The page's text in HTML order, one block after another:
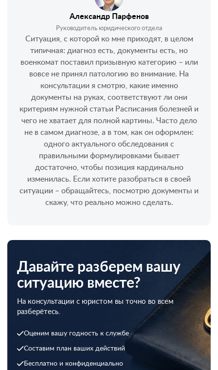
Александр Парфенов
Руководитель юридического отдела
Ситуация, с которой ко мне приходят, в целом
типичная: диагноз есть, документы есть, но
военкомат поставил призывную категорию – или
вовсе не принял патологию во внимание. На
консультации я смотрю, какие именно
документы на руках, соответствуют ли они
критериям нужной статьи Расписания болезней и
чего не хватает для полной картины. Часто дело
не в самом диагнозе, а в том, как он оформлен:
одного актуального обследования с
правильными формулировками бывает
достаточно, чтобы позиция кардинально
изменилась. Если хотите разобраться в своей
ситуации – обращайтесь, посмотрю документы и
скажу, что реально можно сделать.
Давайте разберем вашу
ситуацию вместе?
На консультации с юристом вы точно во всем
разберётесь.
Оценим вашу годность к службе
Составим план ваших действий
Бесплатно и конфиденциально